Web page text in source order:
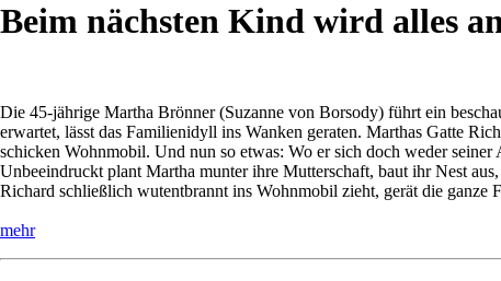
Beim nächsten Kind wird alles
Die 45-jährige Martha Brönner (Suzanne von Borsody) führt ein
erwartet, lässt das Familienidyll ins Wanken geraten. Marthas Gatte
schicken Wohnmobil. Und nun so etwas: Wo er sich doch weder
Unbeeindruckt plant Martha munter ihre Mutterschaft, baut ihr Nest
Richard schließlich wutentbrannt ins Wohnmobil zieht, gerät die ganze
mehr